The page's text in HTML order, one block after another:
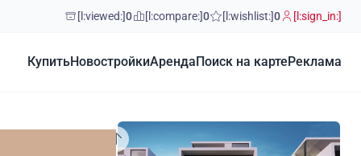
[l:viewed:]0 [l:compare:]0 [l:wishlist:]0 [l:sign_in:]
КупитьНовостройкиАренда Поиск на карте Реклама